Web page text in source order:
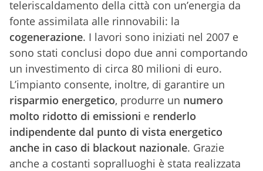
teleriscaldamento della città con un’energia da
fonte assimilata alle rinnovabili: la
cogenerazione. I lavori sono iniziati nel 2007 e
sono stati conclusi dopo due anni comportando
un investimento di circa 80 milioni di euro.
L’impianto consente, inoltre, di garantire un
risparmio energetico, produrre un numero
molto ridotto di emissioni e renderlo
indipendente dal punto di vista energetico
anche in caso di blackout nazionale. Grazie
anche a costanti sopralluoghi è stata realizzata